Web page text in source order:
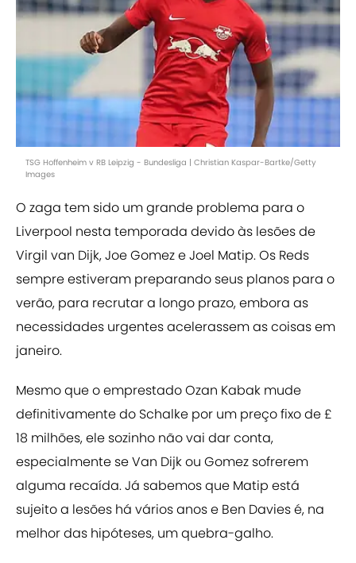
TSG Hoffenheim v RB Leipzig - Bundesliga | Christian Kaspar-Bartke/Getty
Images
O zaga tem sido um grande problema para o
Liverpool nesta temporada devido às lesões de
Virgil van Dijk, Joe Gomez e Joel Matip. Os Reds
sempre estiveram preparando seus planos para o
verão, para recrutar a longo prazo, embora as
necessidades urgentes acelerassem as coisas em
janeiro.
Mesmo que o emprestado Ozan Kabak mude
definitivamente do Schalke por um preço fixo de £
18 milhões, ele sozinho não vai dar conta,
especialmente se Van Dijk ou Gomez sofrerem
alguma recaída. Já sabemos que Matip está
sujeito a lesões há vários anos e Ben Davies é, na
melhor das hipóteses, um quebra-galho.